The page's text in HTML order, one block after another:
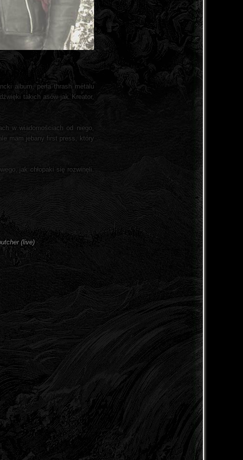
album, perła thrash metalu
takich asów jak Kreator,
w wiadomościach od niego,
mam jebany first press, który
jak chłopaki się rozwinęli.
(live)